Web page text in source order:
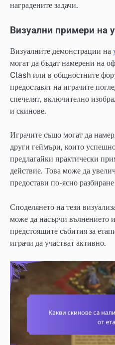
наградените задачи.
Визуални примери на
Визуалните демонстрации на
могат да бъдат намерени на
Clash или в общностните
предоставят на играчите
спечелят, включително
и скинове.
Играчите също могат да
други геймъри, които
предлагайки практически
действие. Това може да
предостави по-ясно
Споделянето на тези
може да насърчи вълнението
предстоящите събития за
играчи да участват активно.